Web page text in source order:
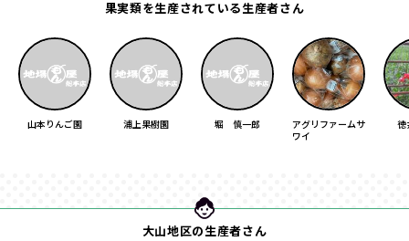
果実類を生産されている生産者さん
山本りんご園 浦上果樹園 堀 慎一郎
アグリファームサ
ワイ
大山地区の生産者さん